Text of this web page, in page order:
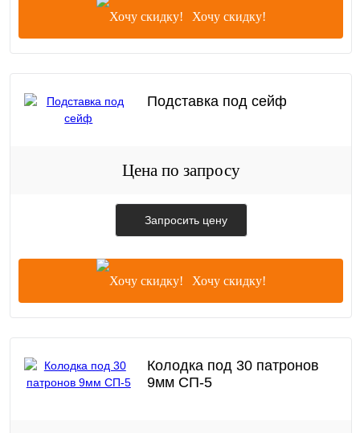
Хочу скидку!
Подставка под сейф
Цена по запросу
Запросить цену
Хочу скидку!
Колодка под 30 патронов
9мм СП-5